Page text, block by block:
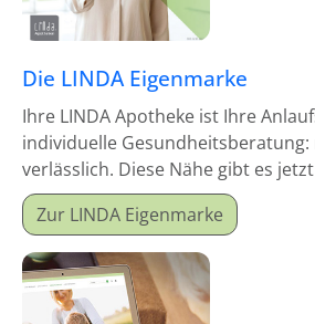
Die LINDA Eigenmarke
Ihre LINDA Apotheke ist Ihre
individuelle
verlässlich. Diese Nähe gibt es
Hausapotheke!
Zur LINDA Eigenmarke